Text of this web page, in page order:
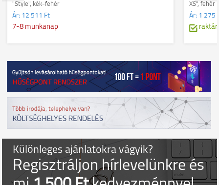
"Style", kék-fehér
Ár: 12 511 Ft
7-8 munkanap
XS", fehér
Ár: 1 275
Különleges ajánlatokra vágyik?
Regisztráljon hírlevelünkre és